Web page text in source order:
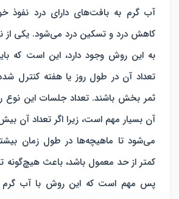
آب گرم به بافت‌های دارای درد نفوذ
کاهش درد و تسکین درد می‌شود. یکی از
به این روش وجود دارد، این است که
تعداد آن در طول روز یا هفته کنترل
ثمر بخش باشند. تعداد جلسات این
آن بسیار مهم است، زیرا اگر تعداد آن
می‌شود تا ماهیچه‌ها در طول زمان
کمتر از حد معمول باشد، باعث هیچ‌گونه
پس مهم است که این روش با آب